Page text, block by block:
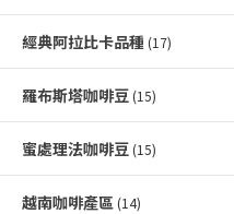
經典阿拉比卡品種 (17)
羅布斯塔咖啡豆 (15)
蜜處理法咖啡豆 (15)
越南咖啡產區 (14)